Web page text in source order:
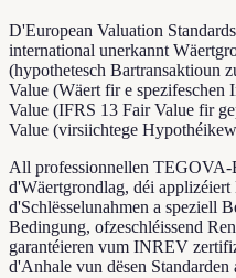
D'European Valuation
international unerkannt
(hypothetesch Bartransaktioun
Value (Wäert fir e spezifeschen
Value (IFRS 13 Fair Value fir
Value (virsiichtege
All professionnellen TEGOVA-
d'Wäertgrondlag, déi
d'Schlësselunahmen a speziell
Bedingung, ofzeschléissend
garantéieren vum INREV
d'Anhale vun dësen Standarden